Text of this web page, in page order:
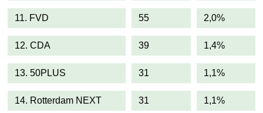
11. FVD 55 2,0%
12. CDA 39 1,4%
13. 50PLUS 31 1,1%
14. Rotterdam NEXT 31 1,1%